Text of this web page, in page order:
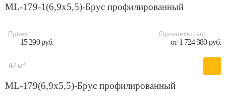
ML-179-1(6,9x5,5)-Брус профилированный
Проект
15 290 руб.
Строительство:
от 1 724 380 руб.
47 м²
ML-179(6,9x5,5)-Брус профилированный